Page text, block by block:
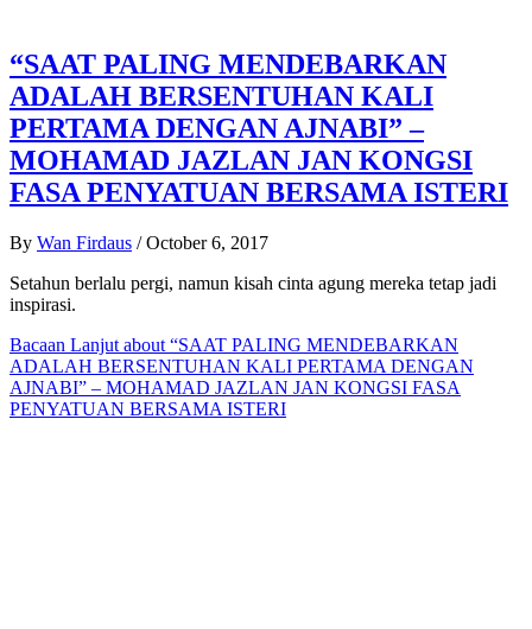
“SAAT PALING MENDEBARKAN
ADALAH BERSENTUHAN KALI
PERTAMA DENGAN AJNABI” –
MOHAMAD JAZLAN JAN KONGSI
FASA PENYATUAN BERSAMA ISTERI
By Wan Firdaus / October 6, 2017
Setahun berlalu pergi, namun kisah cinta agung mereka tetap jadi
inspirasi.
Bacaan Lanjut about “SAAT PALING MENDEBARKAN
ADALAH BERSENTUHAN KALI PERTAMA DENGAN
AJNABI” – MOHAMAD JAZLAN JAN KONGSI FASA
PENYATUAN BERSAMA ISTERI